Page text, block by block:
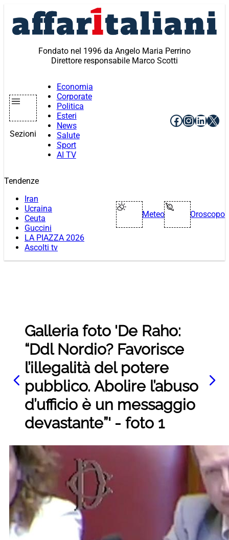
contenuto
Fondato nel 1996 da Angelo Maria Perrino
Direttore responsabile Marco Scotti
Sezioni
Economia
Corporate
Politica
Esteri
News
Salute
Sport
AI TV
Facebook
X
Tendenze
Iran
Ucraina
Ceuta
Guccini
LA PIAZZA 2026
Ascolti tv
Meteo Oroscopo
Galleria foto 'De Raho:
“Ddl Nordio? Favorisce
l’illegalità del potere
pubblico. Abolire l’abuso
d’ufficio è un messaggio
devastante”' - foto 1